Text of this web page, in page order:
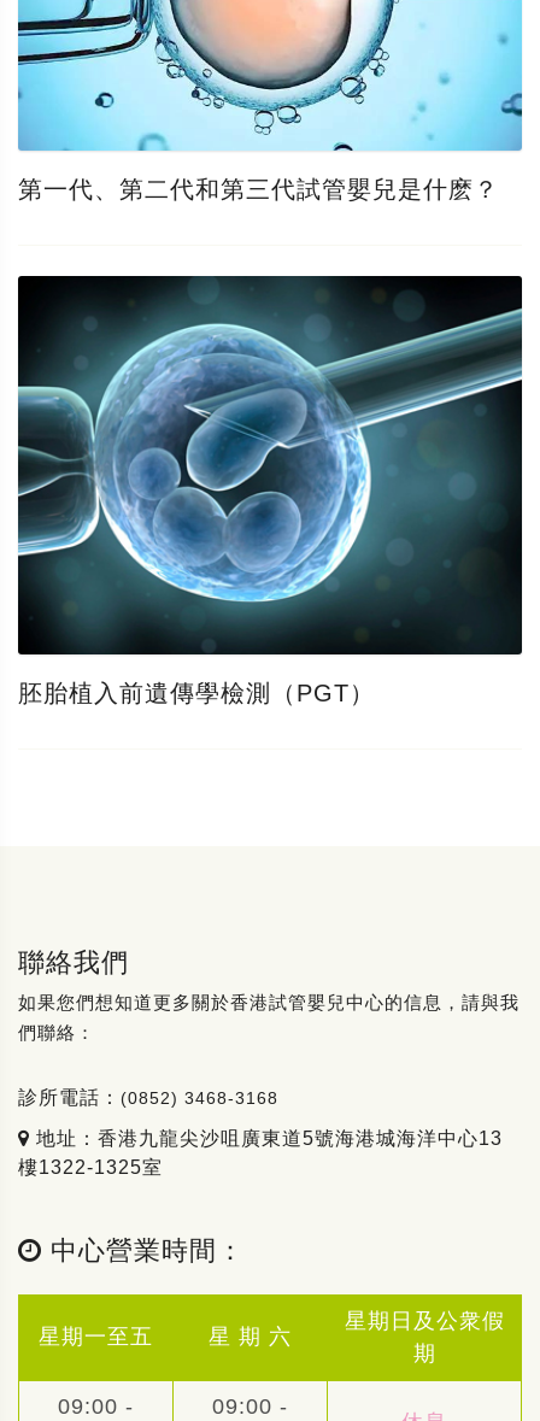
第一代、第二代和第三代試管嬰兒是什麽？
胚胎植入前遺傳學檢測（PGT）
聯絡我們
如果您們想知道更多關於香港試管嬰兒中心的信息，請與我
們聯絡：
診所電話： (0852) 3468-3168
地址：香港九龍尖沙咀廣東道5號海港城海洋中心13
樓1322-1325室
中心營業時間：
星期一至五 星 期 六
星期日及公衆假
期
09:00 - 09:00 -